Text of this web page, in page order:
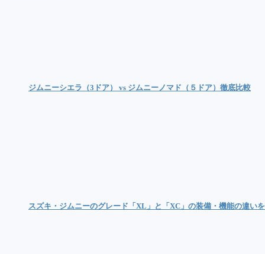
ジムニーシエラ（3ドア） vs ジムニーノマド（５ドア）徹底比較
スズキ・ジムニーのグレード「XL」と「XC」の装備・機能の違い